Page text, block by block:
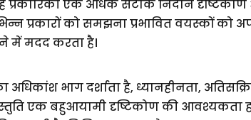
प्रकारिकी एक अधिक सटीक निदान
प्रकारों को समझना प्रभावित वयस्कों को
में मदद करता है।
अधिकांश भाग दर्शाता है, ध्यानहीनता,
एक बहुआयामी दृष्टिकोण की आवश्यकता